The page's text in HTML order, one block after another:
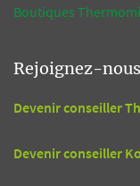
Boutiques
Rejoignez-nous
Devenir conseiller
Devenir conseiller